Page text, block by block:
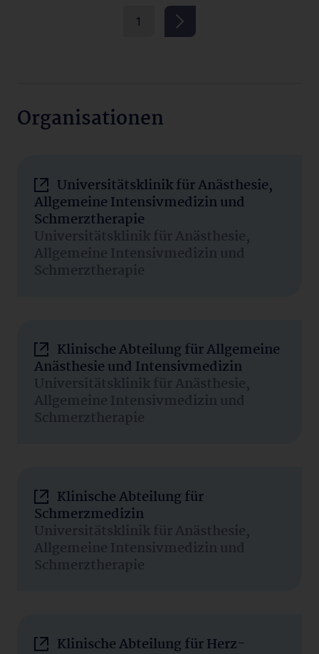
1
Organisationen
Universitätsklinik für Anästhesie,
Allgemeine Intensivmedizin und
Schmerztherapie
Universitätsklinik für Anästhesie,
Allgemeine Intensivmedizin und
Schmerztherapie
Klinische Abteilung für Allgemeine
Anästhesie und Intensivmedizin
Universitätsklinik für Anästhesie,
Allgemeine Intensivmedizin und
Schmerztherapie
Klinische Abteilung für
Schmerzmedizin
Universitätsklinik für Anästhesie,
Allgemeine Intensivmedizin und
Schmerztherapie
Klinische Abteilung für Herz-